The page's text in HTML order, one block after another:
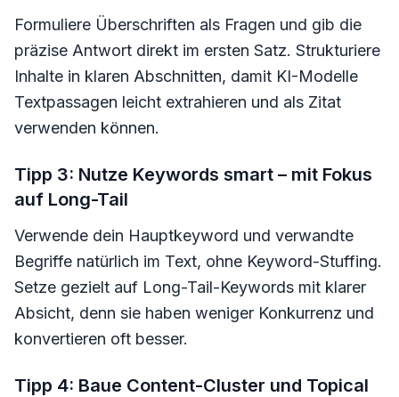
Formuliere Überschriften als Fragen und gib die
präzise Antwort direkt im ersten Satz. Strukturiere
Inhalte in klaren Abschnitten, damit KI-Modelle
Textpassagen leicht extrahieren und als Zitat
verwenden können.
Tipp 3: Nutze Keywords smart – mit Fokus
auf Long-Tail
Verwende dein Hauptkeyword und verwandte
Begriffe natürlich im Text, ohne Keyword-Stuffing.
Setze gezielt auf Long-Tail-Keywords mit klarer
Absicht, denn sie haben weniger Konkurrenz und
konvertieren oft besser.
Tipp 4: Baue Content-Cluster und Topical